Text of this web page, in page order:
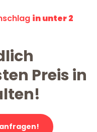
in unter 2
Preis in